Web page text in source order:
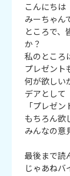
こんにちは
みーちゃん
ところで、
か？
私のところ
プレゼント
何が欲しい
デアとして
「プレゼ
もちろん欲
みんなの意
最後まで読
じゃあねバ